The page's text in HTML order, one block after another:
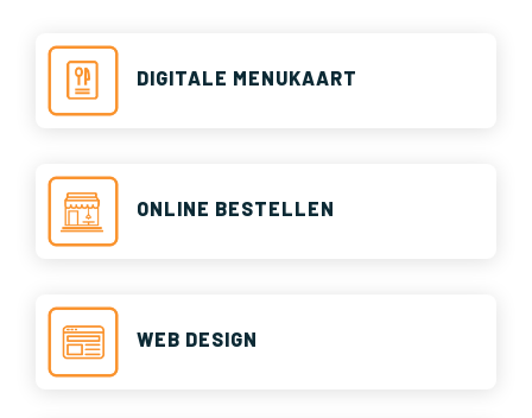
DIGITALE MENUKAART
ONLINE BESTELLEN
WEB DESIGN